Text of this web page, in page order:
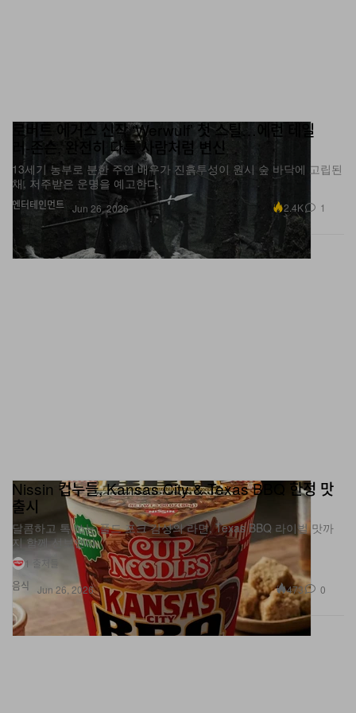
엔터테인먼트
로버트 에거스 신작 ‘Werwulf’ 첫 스틸…에런 테일
러‑존슨, 완전히 다른 사람처럼 변신
13세기 농부로 분한 주연 배우가 진흙투성이 원시 숲 바닥에 고립된
채, 저주받은 운명을 예고한다.
Jun 26, 2026 2.4K 1
음식
Nissin 컵누들, Kansas City & Texas BBQ 한정 맛
출시
달콤하고 톡 쏘는 풀드 포크 감성의 라면, Texas BBQ 라이벌 맛까
지 함께 선보인다.
1 출처들
Jun 26, 2026
473 0